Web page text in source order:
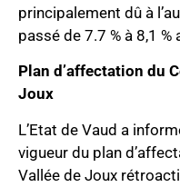
principalement dû à
passé de 7.7 % à 8,1 %
Plan d’affectation du
Joux
L’Etat de Vaud a
vigueur du plan
Vallée de Joux